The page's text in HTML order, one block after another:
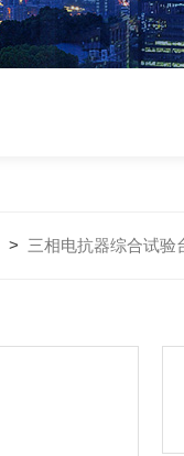
> 三相电抗器综合试验